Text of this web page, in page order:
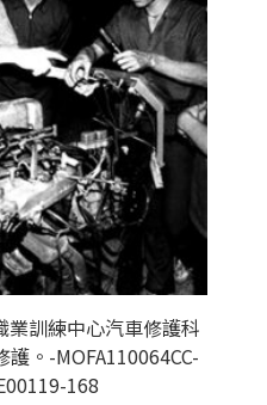
訓練中心汽車修護科
。-MOFA110064CC-
168